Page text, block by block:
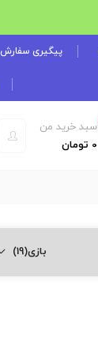
پیگیری سفارش
سبد خرید من
0 تومان
بازی(19)